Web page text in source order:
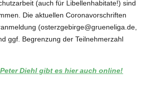
(auch für Libellenhabitate!) sind
Die aktuellen Coronavorschriften
(osterzgebirge@grueneliga.de,
ggf. Begrenzung der Teilnehmerzahl
Diehl gibt es hier auch online!